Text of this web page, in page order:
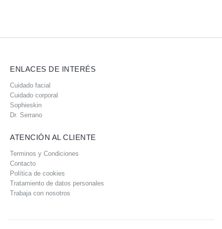
ENLACES DE INTERÉS
Cuidado facial
Cuidado corporal
Sophieskin
Dr. Serrano
ATENCIÓN AL CLIENTE
Terminos y Condiciones
Contacto
Política de cookies
Tratamiento de datos personales
Trabaja con nosotros